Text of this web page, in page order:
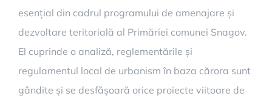
esențial din cadrul programului de amenajare și
dezvoltare teritorială al Primăriei comunei Snagov.
El cuprinde o analiză, reglementările și
regulamentul local de urbanism în baza cărora sunt
gândite și se desfășoară orice proiecte viitoare de